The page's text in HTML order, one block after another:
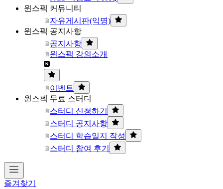
윈스펙 커뮤니티
자유게시판(익명)
윈스펙 공지사항
공지사항
윈스펙 강의소개
이벤트
윈스펙 무료 스터디
스터디 신청하기
스터디 공지사항
스터디 학습일지 작성
스터디 참여 후기
즐겨찾기